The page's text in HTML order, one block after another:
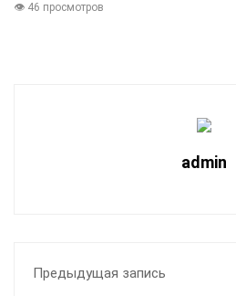
👁 46 просмотров
admin
Предыдущая запись